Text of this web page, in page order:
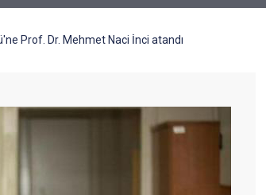
Prof. Dr. Mehmet Naci İnci atandı